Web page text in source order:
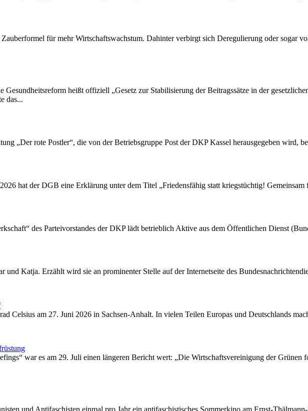
Zauberformel für mehr Wirtschaftswachstum. Dahinter verbirgt sich Deregulierung oder sogar
Gesundheitsreform heißt offiziell „Gesetz zur Stabilisierung der Beitragssätze in der
das...
„Der rote Postler“, die von der Betriebsgruppe Post der DKP Kassel herausgegeben wird,
hat der DGB eine Erklärung unter dem Titel „Friedensfähig statt kriegstüchtig!
des Parteivorstandes der DKP lädt betrieblich Aktive aus dem Öffentlichen Dienst
und Katja. Erzählt wird sie an prominenter Stelle auf der Internetseite des
Celsius am 27. Juni 2026 in Sachsen-Anhalt. In vielen Teilen Europas und Deutschlands
war es am 29. Juli einen längeren Bericht wert: „Die Wirtschaftsvereinigung der Grünen
und Antifaschisten einmal pro Jahr ein antifaschistisches Sommerkino am Ernst-